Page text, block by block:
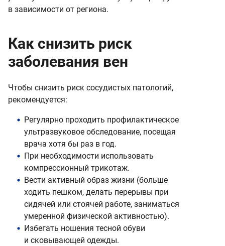
в зависимости от региона.
Как снизить риск
заболевания вен
Чтобы снизить риск сосудистых патологий,
рекомендуется:
Регулярно проходить профилактическое
ультразвуковое обследование, посещая
врача хотя бы раз в год.
При необходимости использовать
компрессионный трикотаж.
Вести активный образ жизни (больше
ходить пешком, делать перерывы при
сидячей или стоячей работе, заниматься
умеренной физической активностью).
Избегать ношения тесной обуви
и сковывающей одежды.